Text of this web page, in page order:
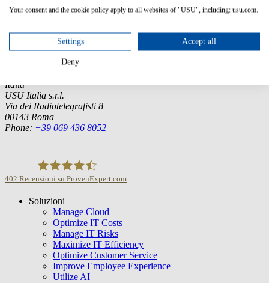
Germany (Headquarter)
USU GmbH
71696 Möglingen
+49 7141 4867-0
Italia
USU Italia s.r.l.
Via dei Radiotelegrafisti 8
00143 Roma
Phone: +39 069 436 8052
USU GmbH
402 Recensioni su ProvenExpert.com
Soluzioni
Manage Cloud
Optimize IT Costs
Manage IT Risks
Maximize IT Efficiency
Optimize Customer Service
Improve Employee Experience
Utilize AI
Your consent and the cookie policy apply to all websites of "USU", including: usu.com.
Settings Accept all
Deny